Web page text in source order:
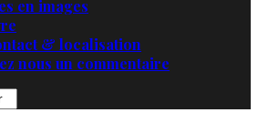
en images
& localisation
nous un commentaire